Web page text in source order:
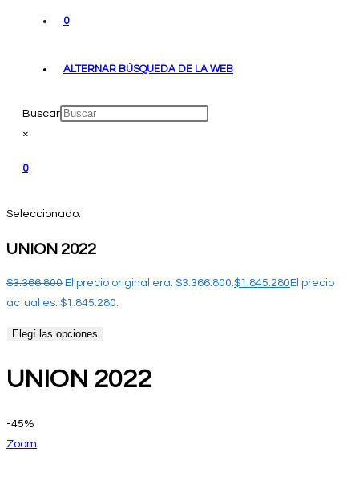
0
ALTERNAR BÚSQUEDA DE LA WEB
Buscar
×
0
Seleccionado:
UNION 2022
$3.366.800 El precio original era: $3.366.800.$1.845.280 El precio
actual es: $1.845.280.
Elegí las opciones
UNION 2022
-45%
Zoom